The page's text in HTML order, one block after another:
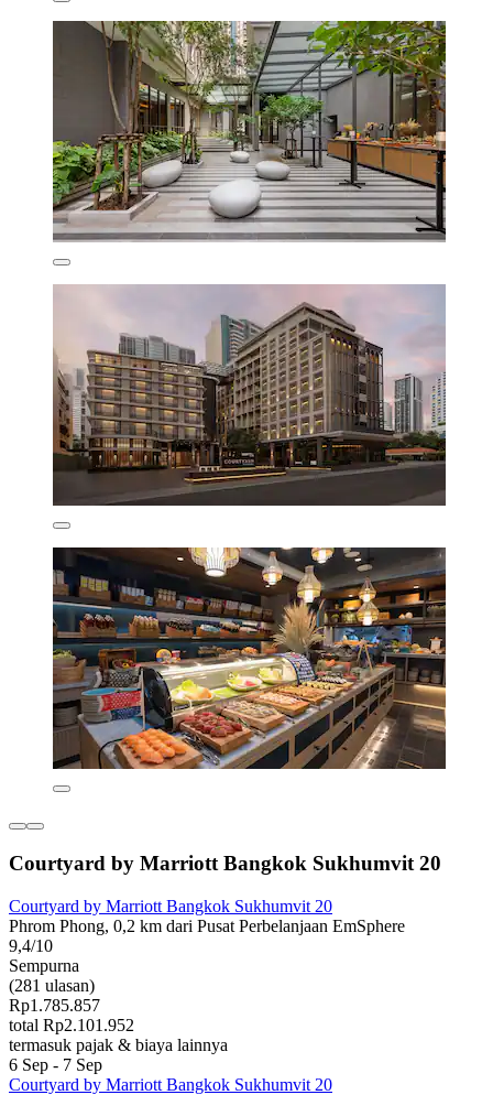
Courtyard by Marriott Bangkok Sukhumvit 20
Courtyard by Marriott Bangkok Sukhumvit 20
Phrom Phong, 0,2 km dari Pusat Perbelanjaan EmSphere
9,4/10
Sempurna
(281 ulasan)
Rp1.785.857
total Rp2.101.952
termasuk pajak & biaya lainnya
6 Sep - 7 Sep
Courtyard by Marriott Bangkok Sukhumvit 20